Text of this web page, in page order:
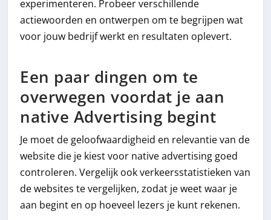
experimenteren. Probeer verschillende
actiewoorden en ontwerpen om te begrijpen wat
voor jouw bedrijf werkt en resultaten oplevert.
Een paar dingen om te
overwegen voordat je aan
native Advertising begint
Je moet de geloofwaardigheid en relevantie van de
website die je kiest voor native advertising goed
controleren. Vergelijk ook verkeersstatistieken van
de websites te vergelijken, zodat je weet waar je
aan begint en op hoeveel lezers je kunt rekenen.